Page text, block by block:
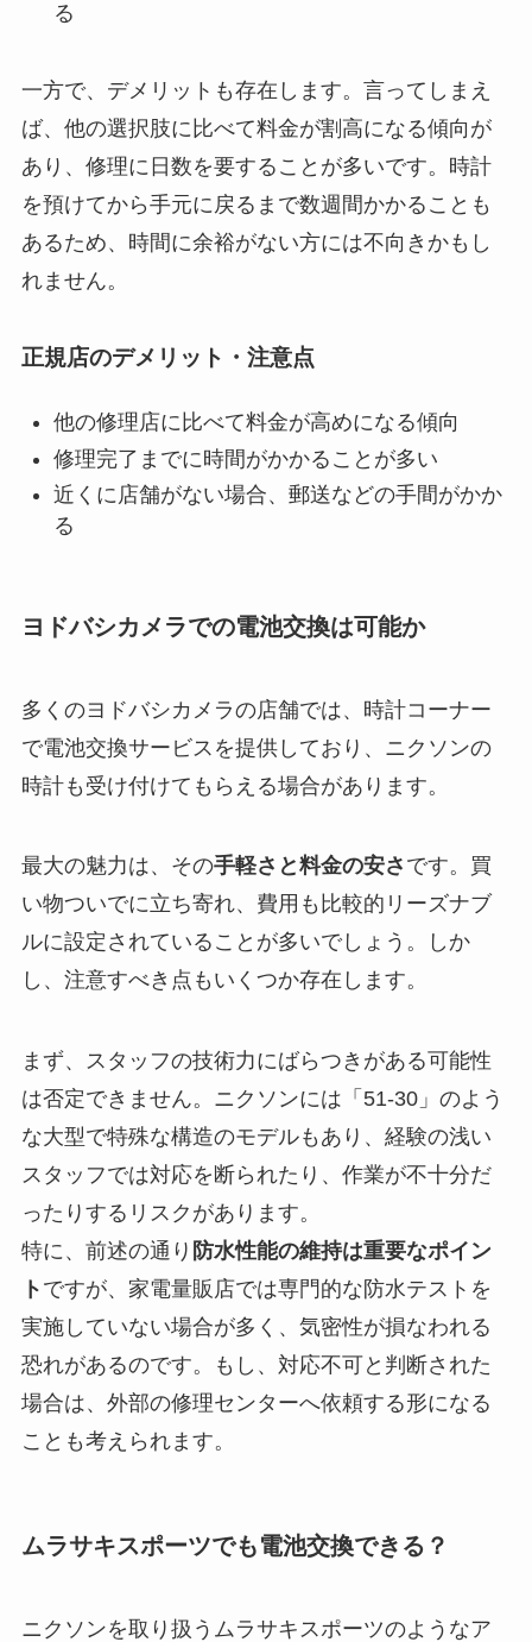
る
一方で、デメリットも存在します。言ってしまえ
ば、他の選択肢に比べて料金が割高になる傾向が
あり、修理に日数を要することが多いです。時計
を預けてから手元に戻るまで数週間かかることも
あるため、時間に余裕がない方には不向きかもし
れません。
正規店のデメリット・注意点
他の修理店に比べて料金が高めになる傾向
修理完了までに時間がかかることが多い
近くに店舗がない場合、郵送などの手間がかか
る
ヨドバシカメラでの電池交換は可能か
多くのヨドバシカメラの店舗では、時計コーナー
で電池交換サービスを提供しており、ニクソンの
時計も受け付けてもらえる場合があります。
最大の魅力は、その手軽さと料金の安さ です。買
い物ついでに立ち寄れ、費用も比較的リーズナブ
ルに設定されていることが多いでしょう。しか
し、注意すべき点もいくつか存在します。
まず、 スタッフの技術力にばらつきがある可能性
は否定できません。ニクソンには「51-30」のよう
な大型で特殊な構造のモデルもあり、経験の浅い
スタッフでは対応を断られたり、作業が不十分だ
ったりするリスクがあります。
特に、前述の通り 防水性能の維持は重要なポイン
ト ですが、家電量販店では専門的な防水テストを
実施していない場合が多く、気密性が損なわれる
恐れがあるのです。もし、対応不可と判断された
場合は、外部の修理センターへ依頼する形になる
ことも考えられます。
ムラサキスポーツでも電池交換できる？
ニクソンを取り扱うムラサキスポーツのようなア